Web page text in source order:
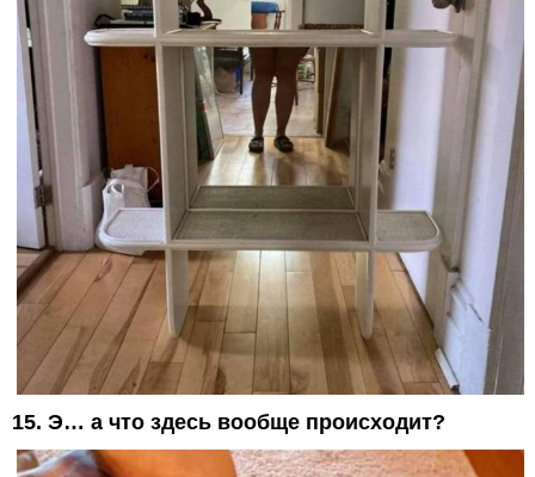
15. Э… а что здесь вообще происходит?